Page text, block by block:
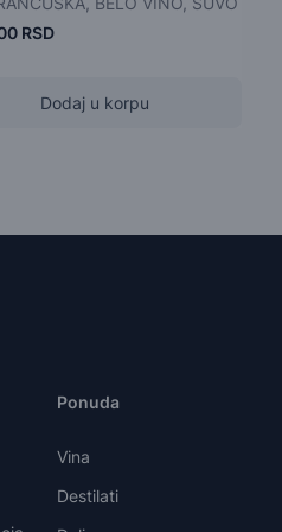
RSD
Dodaj u korpu
Ponuda
Vina
Destilati